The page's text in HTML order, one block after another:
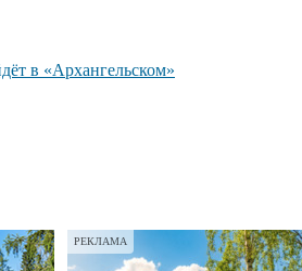
в «Архангельском»
РЕКЛАМА